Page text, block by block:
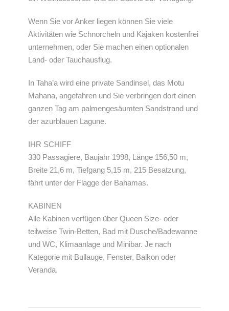
Wenn Sie vor Anker liegen können Sie viele
Aktivitäten wie Schnorcheln und Kajaken kostenfrei
unternehmen, oder Sie machen einen optionalen
Land- oder Tauchausflug.
In Taha’a wird eine private Sandinsel, das Motu
Mahana, angefahren und Sie verbringen dort einen
ganzen Tag am palmengesäumten Sandstrand und
der azurblauen Lagune.
IHR SCHIFF
330 Passagiere, Baujahr 1998, Länge 156,50 m,
Breite 21,6 m, Tiefgang 5,15 m, 215 Besatzung,
fährt unter der Flagge der Bahamas.
KABINEN
Alle Kabinen verfügen über Queen Size- oder
teilweise Twin-Betten, Bad mit Dusche/Badewanne
und WC, Klimaanlage und Minibar. Je nach
Kategorie mit Bullauge, Fenster, Balkon oder
Veranda.